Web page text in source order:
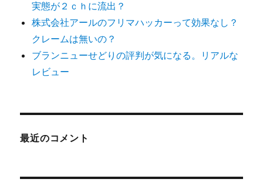
実態が２ｃｈに流出？
株式会社アールのフリマハッカーって効果なし？
クレームは無いの？
ブランニューせどりの評判が気になる。リアルな
レビュー
最近のコメント